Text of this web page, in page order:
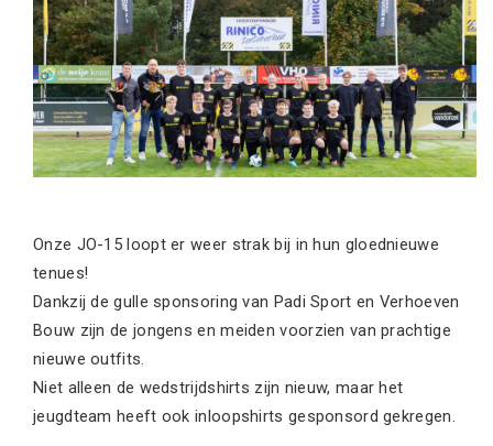
Onze JO-15 loopt er weer strak bij in hun gloednieuwe
tenues!
Dankzij de gulle sponsoring van Padi Sport en Verhoeven
Bouw zijn de jongens en meiden voorzien van prachtige
nieuwe outfits.
Niet alleen de wedstrijdshirts zijn nieuw, maar het
jeugdteam heeft ook inloopshirts gesponsord gekregen.